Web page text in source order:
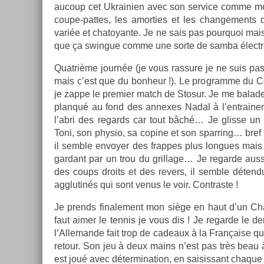
aucoup cet Uk­raini­en avec son ser­vice comme
coupe-pattes, les amort­ies et les chan­ge­ments
variée et chatoyan­te. Je ne sais pas pour­quoi
que ça swin­gue comme une sorte de samba
Quat­rième journée (je vous ras­sure je ne suis
mais c’est que du bon­heur !). Le pro­gram­me du
je zappe le pre­mi­er match de Stosur. Je me
plan­qué au fond des an­nexes Nadal à
l’abri des re­gards car tout bâché… Je glis­se
Toni, son physio, sa co­pine et son sparr­ing…
il semble en­voy­er des frap­pes plus lon­gues
gar­dant par un trou du gril­lage… Je re­gar­de
des coups droits et des re­v­ers, il semble
agglutinés qui sont venus le voir. Contra­ste !
Je pre­nds fin­ale­ment mon siège en haut d’un
faut aimer le ten­nis je vous dis ! Je re­gar­de le
l’Al­leman­de fait trop de cadeaux à la Française
re­tour. Son jeu à deux mains n’est pas très
est joué avec déter­mina­tion, en saisis­sant